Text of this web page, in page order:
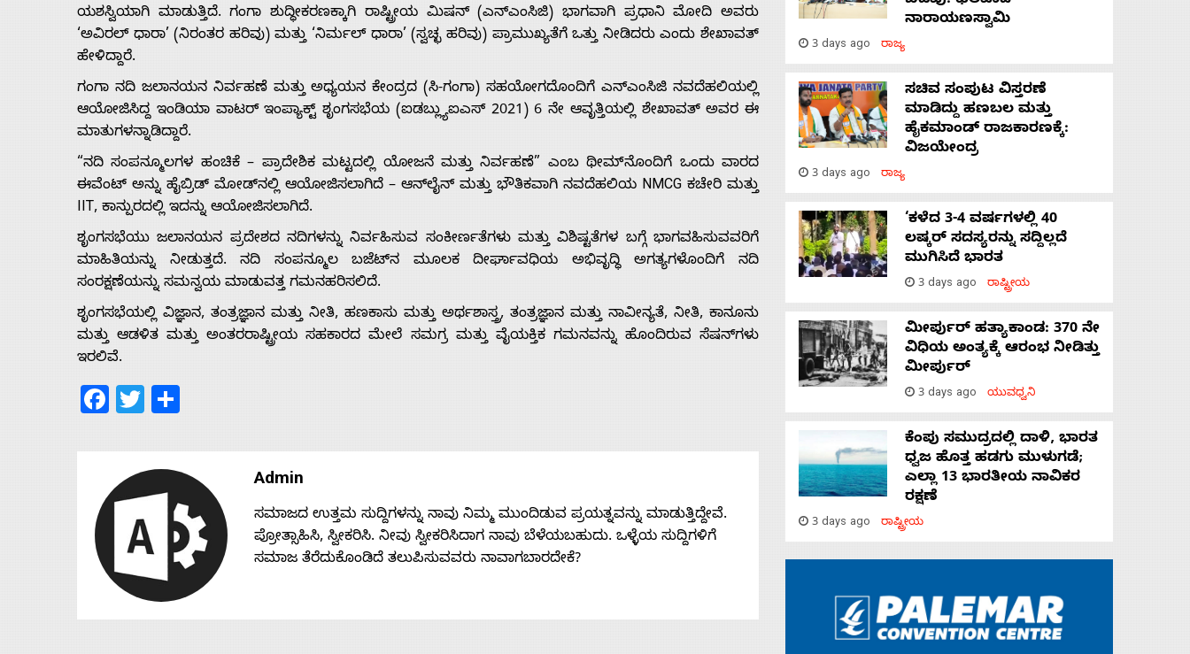
Contact
ಯಶಸ್ವಿಯಾಗಿ ಮಾಡುತ್ತಿದೆ. ಗಂಗಾ ಶುದ್ಧೀಕರಣಕ್ಕಾಗಿ ರಾಷ್ಟ್ರೀಯ ಮಿಷನ್ (ಎನ್‌ಎಂಸಿಜಿ) ಭಾಗವಾಗಿ ಪ್ರಧಾನಿ ಮೋದಿ ಅವರು
‘ಅವಿರಲ್ ಧಾರಾ’ (ನಿರಂತರ ಹರಿವು) ಮತ್ತು ‘ನಿರ್ಮಲ್ ಧಾರಾ’ (ಸ್ವಚ್ಛ ಹರಿವು) ಪ್ರಾಮುಖ್ಯತೆಗೆ ಒತ್ತು ನೀಡಿದರು ಎಂದು ಶೇಖಾವತ್
ಹೇಳಿದ್ದಾರೆ.
ಗಂಗಾ ನದಿ ಜಲಾನಯನ ನಿರ್ವಹಣೆ ಮತ್ತು ಅಧ್ಯಯನ ಕೇಂದ್ರದ (ಸಿ-ಗಂಗಾ) ಸಹಯೋಗದೊಂದಿಗೆ ಎನ್‌ಎಂಸಿಜಿ ನವದೆಹಲಿಯಲ್ಲಿ
ಆಯೋಜಿಸಿದ್ದ ಇಂಡಿಯಾ ವಾಟರ್ ಇಂಪ್ಯಾಕ್ಟ್ ಶೃಂಗಸಭೆಯ (ಐಡಬ್ಲ್ಯುಐಎಸ್ 2021) 6 ನೇ ಆವೃತ್ತಿಯಲ್ಲಿ ಶೇಖಾವತ್ ಅವರ ಈ
ಮಾತುಗಳನ್ನಾಡಿದ್ದಾರೆ.
“ನದಿ ಸಂಪನ್ಮೂಲಗಳ ಹಂಚಿಕೆ – ಪ್ರಾದೇಶಿಕ ಮಟ್ಟದಲ್ಲಿ ಯೋಜನೆ ಮತ್ತು ನಿರ್ವಹಣೆ” ಎಂಬ ಥೀಮ್‌ನೊಂದಿಗೆ ಒಂದು ವಾರದ
ಈವೆಂಟ್ ಅನ್ನು ಹೈಬ್ರಿಡ್ ಮೋಡ್‌ನಲ್ಲಿ ಆಯೋಜಿಸಲಾಗಿದೆ – ಆನ್‌ಲೈನ್ ಮತ್ತು ಭೌತಿಕವಾಗಿ ನವದೆಹಲಿಯ NMCG ಕಚೇರಿ ಮತ್ತು
IIT, ಕಾನ್ಪುರದಲ್ಲಿ ಇದನ್ನು ಆಯೋಜಿಸಲಾಗಿದೆ.
ಶೃಂಗಸಭೆಯು ಜಲಾನಯನ ಪ್ರದೇಶದ ನದಿಗಳನ್ನು ನಿರ್ವಹಿಸುವ ಸಂಕೀರ್ಣತೆಗಳು ಮತ್ತು ವಿಶಿಷ್ಟತೆಗಳ ಬಗ್ಗೆ ಭಾಗವಹಿಸುವವರಿಗೆ
ಮಾಹಿತಿಯನ್ನು ನೀಡುತ್ತದೆ. ನದಿ ಸಂಪನ್ಮೂಲ ಬಜೆಟ್‌ನ ಮೂಲಕ ದೀರ್ಘಾವಧಿಯ ಅಭಿವೃದ್ಧಿ ಅಗತ್ಯಗಳೊಂದಿಗೆ ನದಿ
ಸಂರಕ್ಷಣೆಯನ್ನು ಸಮನ್ವಯ ಮಾಡುವತ್ತ ಗಮನಹರಿಸಲಿದೆ.
ಶೃಂಗಸಭೆಯಲ್ಲಿ ವಿಜ್ಞಾನ, ತಂತ್ರಜ್ಞಾನ ಮತ್ತು ನೀತಿ, ಹಣಕಾಸು ಮತ್ತು ಅರ್ಥಶಾಸ್ತ್ರ, ತಂತ್ರಜ್ಞಾನ ಮತ್ತು ನಾವೀನ್ಯತೆ, ನೀತಿ, ಕಾನೂನು
ಮತ್ತು ಆಡಳಿತ ಮತ್ತು ಅಂತರರಾಷ್ಟ್ರೀಯ ಸಹಕಾರದ ಮೇಲೆ ಸಮಗ್ರ ಮತ್ತು ವೈಯಕ್ತಿಕ ಗಮನವನ್ನು ಹೊಂದಿರುವ ಸೆಷನ್‌ಗಳು
ಇರಲಿವೆ.
Facebook
Twitter
Admin
ಸಮಾಜದ ಉತ್ತಮ ಸುದ್ದಿಗಳನ್ನು ನಾವು ನಿಮ್ಮ ಮುಂದಿಡುವ ಪ್ರಯತ್ನವನ್ನು ಮಾಡುತ್ತಿದ್ದೇವೆ.
ಪ್ರೋತ್ಸಾಹಿಸಿ, ಸ್ವೀಕರಿಸಿ. ನೀವು ಸ್ವೀಕರಿಸಿದಾಗ ನಾವು ಬೆಳೆಯಬಹುದು. ಒಳ್ಳೆಯ ಸುದ್ದಿಗಳಿಗೆ
ಸಮಾಜ ತೆರೆದುಕೊಂಡಿದೆ ತಲುಪಿಸುವವರು ನಾವಾಗಬಾರದೇಕೆ?
ನಾರಾಯಣಸ್ವಾಮಿ
3 days ago ರಾಜ್ಯ
ಸಚಿವ ಸಂಪುಟ ವಿಸ್ತರಣೆ
ಮಾಡಿದ್ದು ಹಣಬಲ ಮತ್ತು
ಹೈಕಮಾಂಡ್ ರಾಜಕಾರಣಕ್ಕೆ:
ವಿಜಯೇಂದ್ರ
3 days ago ರಾಜ್ಯ
‘ಕಳೆದ 3-4 ವರ್ಷಗಳಲ್ಲಿ 40
ಲಷ್ಕರ್ ಸದಸ್ಯರನ್ನು ಸದ್ದಿಲ್ಲದೆ
ಮುಗಿಸಿದೆ ಭಾರತ
3 days ago ರಾಷ್ಟ್ರೀಯ
ಮೀರ್ಪುರ್ ಹತ್ಯಾಕಾಂಡ: 370 ನೇ
ವಿಧಿಯ ಅಂತ್ಯಕ್ಕೆ ಆರಂಭ ನೀಡಿತ್ತು
ಮೀರ್ಪುರ್
3 days ago ಯುವಧ್ವನಿ
ಕೆಂಪು ಸಮುದ್ರದಲ್ಲಿ ದಾಳಿ, ಭಾರತ
ಧ್ವಜ ಹೊತ್ತ ಹಡಗು ಮುಳುಗಡೆ;
ಎಲ್ಲಾ 13 ಭಾರತೀಯ ನಾವಿಕರ
ರಕ್ಷಣೆ
3 days ago ರಾಷ್ಟ್ರೀಯ